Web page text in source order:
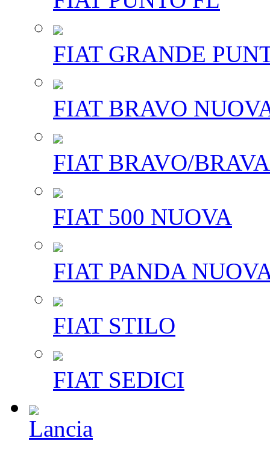
FIAT GRANDE
FIAT BRAVO
FIAT BRAVO/BRAVA
FIAT 500 NUOVA
FIAT PANDA
FIAT STILO
FIAT SEDICI
Lancia